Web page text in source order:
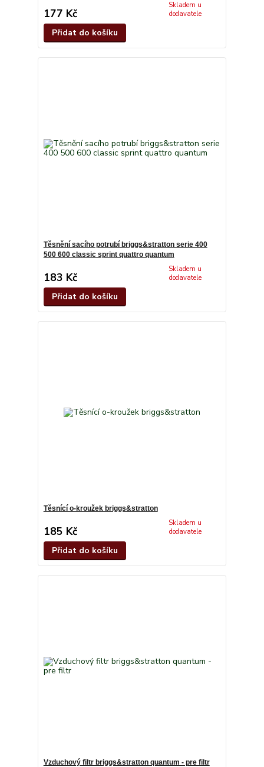
177 Kč
Skladem u
dodavatele
Přidat do košíku
Těsnění sacího potrubí briggs&stratton serie 400
500 600 classic sprint quattro quantum
183 Kč
Skladem u
dodavatele
Přidat do košíku
Těsnící o-kroužek briggs&stratton
185 Kč
Skladem u
dodavatele
Přidat do košíku
Vzduchový filtr briggs&stratton quantum - pre filtr